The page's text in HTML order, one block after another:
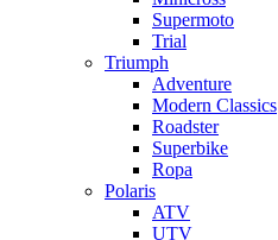
Supermoto
Trial
Triumph
Adventure
Modern Classics
Roadster
Superbike
Ropa
Polaris
ATV
UTV